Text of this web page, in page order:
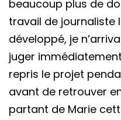
beaucoup plus de
travail de journaliste
développé, je
juger
repris le projet
avant de retrouver
partant de Marie